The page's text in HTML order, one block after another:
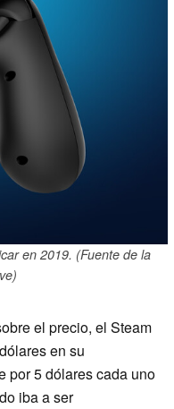
en 2019. (Fuente de la
el precio, el Steam
en su
por 5 dólares cada uno
iba a ser